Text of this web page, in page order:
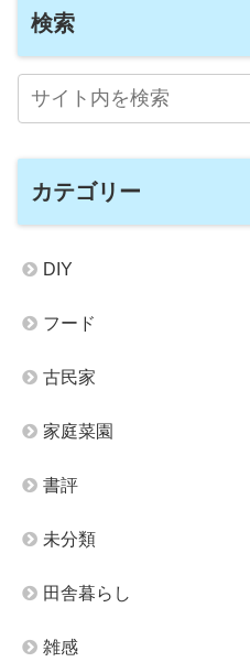
検索
カテゴリー
DIY
フード
古民家
家庭菜園
書評
未分類
田舎暮らし
雑感